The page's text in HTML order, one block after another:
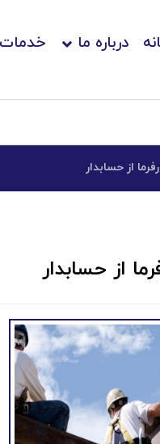
درباره ما خدمات
از حسابدار
از حسابدار